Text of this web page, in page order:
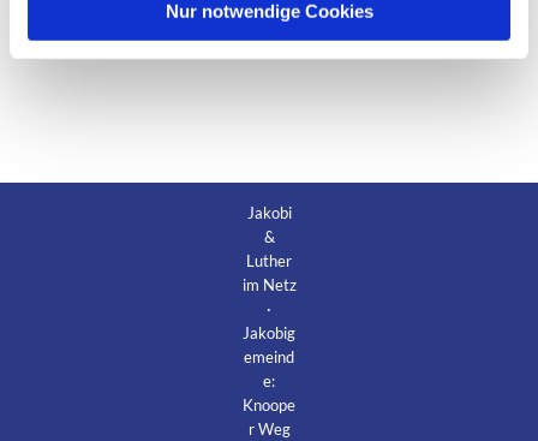
Nur notwendige Cookies
Jakobi
&
Luther
im Netz
·
Jakobig
emeind
e:
Knoope
r Weg